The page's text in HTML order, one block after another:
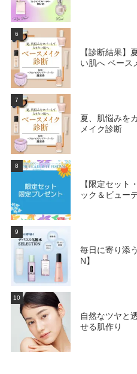
6
【診断結果】
い肌へ ベース
7
夏、肌悩みを
メイク診断
8
【限定セット
ック＆ビュー
9
毎日に寄り添
N】
10
自然なツヤと
せる肌作り